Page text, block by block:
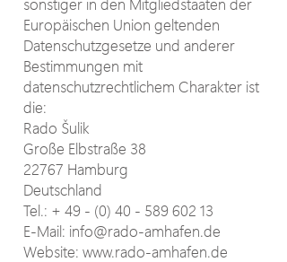
Europäischen Union geltenden
Datenschutzgesetze und anderer
Bestimmungen mit
datenschutzrechtlichem Charakter ist
die:
Rado Šulik
Große Elbstraße 38
22767 Hamburg
Deutschland
Tel.: + 49 - (0) 40 - 589 602 13
E-Mail: info@rado-amhafen.de
Website: www.rado-amhafen.de